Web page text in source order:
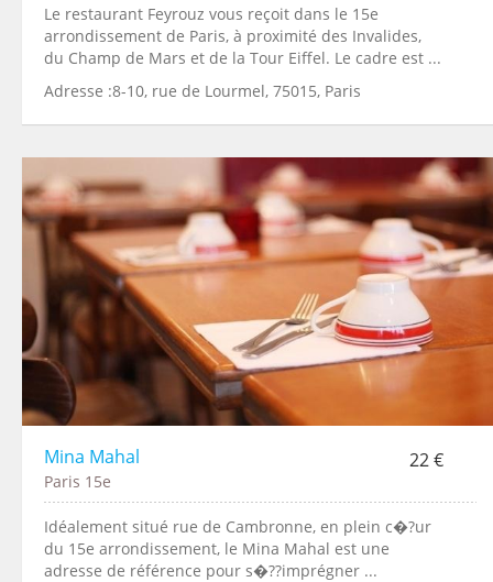
Le restaurant Feyrouz vous reçoit dans le 15e
arrondissement de Paris, à proximité des Invalides,
du Champ de Mars et de la Tour Eiffel. Le cadre est ...
Adresse :8-10, rue de Lourmel, 75015, Paris
Mina Mahal 22 €
Paris 15e
Idéalement situé rue de Cambronne, en plein c�?ur
du 15e arrondissement, le Mina Mahal est une
adresse de référence pour s�??imprégner ...